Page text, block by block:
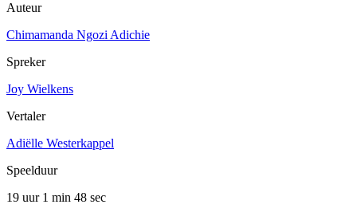
Auteur
Chimamanda Ngozi Adichie
Spreker
Joy Wielkens
Vertaler
Adiëlle Westerkappel
Speelduur
19 uur 1 min 48 sec